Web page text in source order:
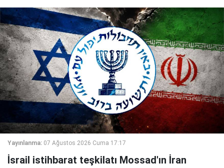
Yayınlanma: 07 Ağustos 2026 Cuma 17:17
İsrail istihbarat teşkilatı Mossad'ın İran